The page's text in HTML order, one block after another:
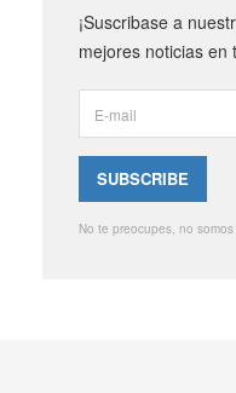
¡Suscribase a
mejores noticias en
No te preocupes, no